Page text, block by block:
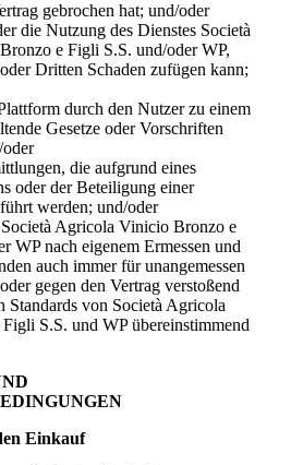
gebrochen hat; und/oder
die Nutzung des Dienstes Società
e Figli S.S. und/oder WP,
Dritten Schaden zufügen kann;
durch den Nutzer zu einem
Gesetze oder Vorschriften
die aufgrund eines
oder der Beteiligung einer
werden; und/oder
Società Agricola Vinicio Bronzo e
WP nach eigenem Ermessen und
auch immer für unangemessen
gegen den Vertrag verstoßend
Standards von Società Agricola
S.S. und WP übereinstimmend
Einkauf